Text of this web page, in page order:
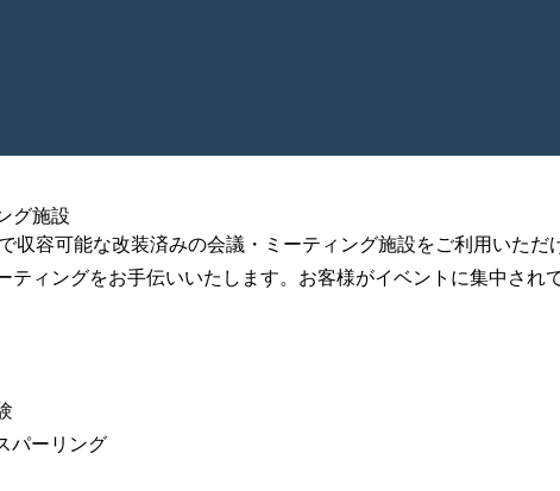
グ施設
容可能な改装済みの会議・ミーティング施設をご利用いただ
ィングをお手伝いいたします。お客様がイベントに集中され
パーリング